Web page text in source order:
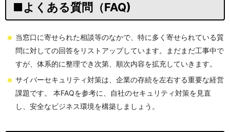
■よくある質問（FAQ)
当窓口に寄せられた相談等のなかで、特に多く寄せられている質
問に対しての回答をリストアップしています。まだまだ工事中で
すが、体系的に整理でき次第、順次内容を拡充していきます。
サイバーセキュリティ対策は、企業の存続を左右する重要な経営
課題です。 本FAQを参考に、自社のセキュリティ対策を見直
し、安全なビジネス環境を構築しましょう。